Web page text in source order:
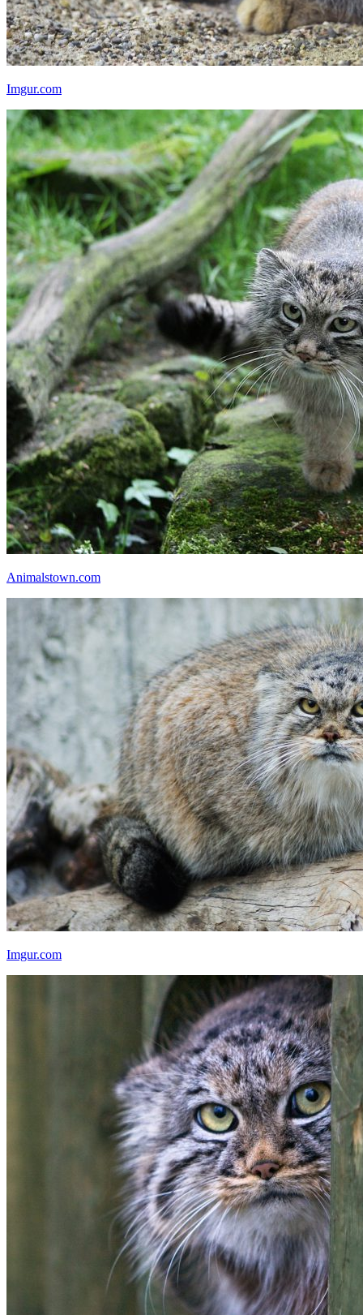
Imgur.com
Animalstown.com
Imgur.com